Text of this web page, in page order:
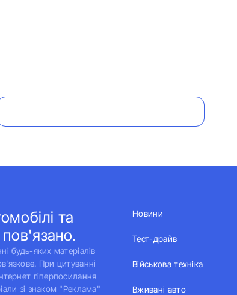
та
будь-яких матеріалів
При цитуванні
гіперпосилання
зі знаком "Реклама"
Новини
Тест-драйв
Військова техніка
Вживані авто